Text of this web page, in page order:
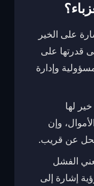
على الخير
قدرتها على
وإدارة
لها
وإن
عن قريب.
الفشل
إشارة إلى